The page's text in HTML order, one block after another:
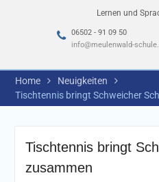
Lernen und
06502 - 91 09 50
info@meulenwald-
Home
Neuigkeiten
Tischtennis bringt Schweicher
Tischtennis bringt
zusammen